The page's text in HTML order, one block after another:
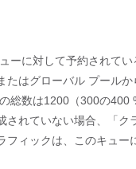
ーに対して予約されて
たはグローバル プール
総数は1200（300の
れていない場合、「ク
ィックは、このキュ